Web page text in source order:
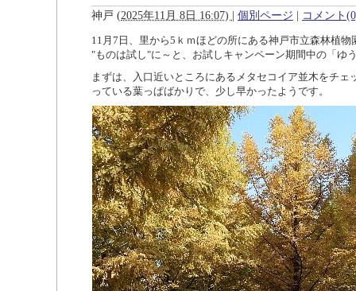
神戸 (2025年11月 8日 16:07) | 個別ページ | コメント
11月7日、里から5 ｋｍほどの所にある神戸市立森
"ものは試し"に～と、お試しキャンペーン期間中の「ゆ
まずは、入口近いところにあるメタセコイア並木をチェ
っている葉っぱばかりで、少し早かったようです。